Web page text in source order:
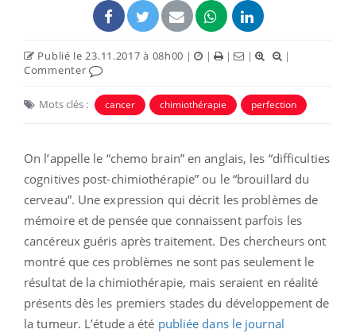
Publié le 23.11.2017 à 08h00 | | | |
|
Commenter
Mots clés : cancer chimiothérapie perfection
On l’appelle le “chemo brain” en anglais, les “difficulties
cognitives post-chimiothérapie” ou le “brouillard du
cerveau”. Une expression qui décrit les problèmes de
mémoire et de pensée que connaissent parfois les
cancéreux guéris après traitement. Des chercheurs ont
montré que ces problèmes ne sont pas seulement le
résultat de la chimiothérapie, mais seraient en réalité
présents dès les premiers stades du développement de
la tumeur. L’étude a été publiée dans le journal